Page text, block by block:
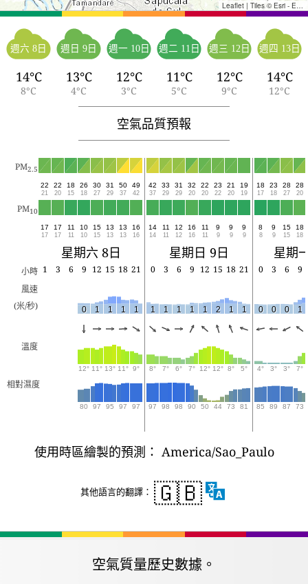
Leaflet | Tiles © Esri - Esri, DeLorme, NAVTEQ, TomTom, Intermap, iPC, USGS, FAO, NPS, NRCAN, GeoBase, Kadaster NL, Ordnance Survey, Esri Japan, METI, Esri China (Hong Kong), and the GIS User Community
週六 8日
14°C
8°C
週日 9日
13°C
4°C
週一 10日
12°C
3°C
週二 11日
11°C
5°C
週三 12日
12°C
9°C
週四 13日
14°C
12°C
空氣品質預報
PM2.5
22
21
22
20
18
15
26
18
30
27
31
29
50
37
49
42
42
37
33
29
31
29
32
20
22
20
23
22
21
20
19
19
18
17
23
18
28
27
28
20
PM10
17
17
17
17
11
11
10
10
15
15
13
13
13
13
16
16
14
14
11
11
12
12
16
16
11
11
9
9
9
9
9
9
8
8
9
9
15
15
18
18
星期六 8日 星期日 9日 星期
小時 1 3 6 9 12 15 18 21 0 3 6 9 12 15 18 21 0 3 6
9
風速
(米/秒)
0 1 1 1 1 1 1 1 1 1 2 1 1 0 0 0 1
溫度
12° 11° 13° 11° 9° 8° 7° 6° 7° 12° 12° 8° 5° 4° 3° 3° 7°
相對濕度
80 97 95 97 97 97 98 98 90 50 44 73 81 85 89 87 73
使用時區繪製的預測： America/Sao_Paulo
其他語言的翻譯： 🇬🇧
空氣質量歷史數據。